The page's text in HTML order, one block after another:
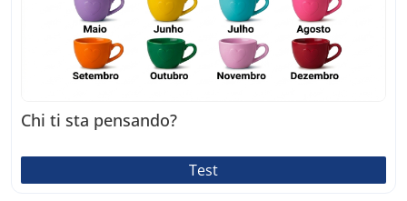
Chi ti sta pensando?
Test